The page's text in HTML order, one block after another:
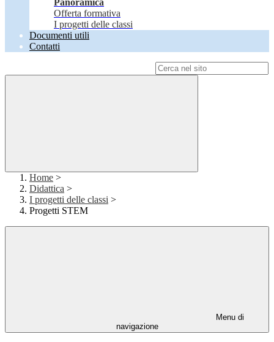
Panoramica
Offerta formativa
I progetti delle classi
Documenti utili
Contatti
Home >
Didattica >
I progetti delle classi >
Progetti STEM
Menu di
navigazione